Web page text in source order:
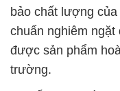
bảo chất lượng
chuẩn nghiêm ngặt
được sản phẩm
trường.